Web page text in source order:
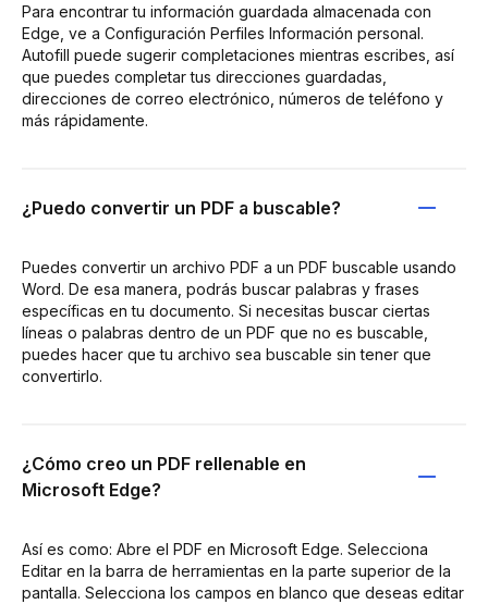
Para encontrar tu información guardada almacenada con
Edge, ve a Configuración Perfiles Información personal.
Autofill puede sugerir completaciones mientras escribes, así
que puedes completar tus direcciones guardadas,
direcciones de correo electrónico, números de teléfono y
más rápidamente.
¿Puedo convertir un PDF a buscable?
Puedes convertir un archivo PDF a un PDF buscable usando
Word. De esa manera, podrás buscar palabras y frases
específicas en tu documento. Si necesitas buscar ciertas
líneas o palabras dentro de un PDF que no es buscable,
puedes hacer que tu archivo sea buscable sin tener que
convertirlo.
¿Cómo creo un PDF rellenable en
Microsoft Edge?
Así es como: Abre el PDF en Microsoft Edge. Selecciona
Editar en la barra de herramientas en la parte superior de la
pantalla. Selecciona los campos en blanco que deseas editar